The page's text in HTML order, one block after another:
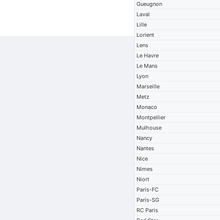
Gueugnon
Laval
Lille
Lorient
Lens
Le Havre
Le Mans
Lyon
Marseille
Metz
Monaco
Montpellier
Mulhouse
Nancy
Nantes
Nice
Nimes
Niort
Paris-FC
Paris-SG
RC Paris